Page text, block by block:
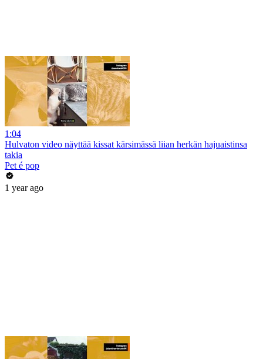
1:04
Hulvaton video näyttää kissat kärsimässä liian herkän hajuaistinsa
takia
Pet é pop
1 year ago